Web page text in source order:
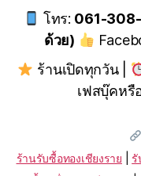
โทร: 061-
ด้วย)
ร้านเปิดทุกวัน |
เฟสบุ๊คหรื
ร้านรับซื้อทองเชียงราย
รั